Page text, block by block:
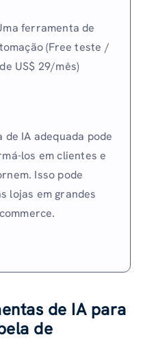
ferramenta de
(Free teste /
US$ 29/mês)
IA adequada pode
los em clientes e
Isso pode
lojas em grandes
de IA para
de